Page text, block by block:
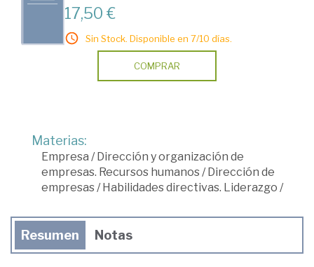
17,50 €
Sin Stock. Disponible en 7/10 días.
COMPRAR
Materias:
Empresa / Dirección y organización de
empresas. Recursos humanos/ Dirección de
empresas/ Habilidades directivas. Liderazgo /
Resumen Notas